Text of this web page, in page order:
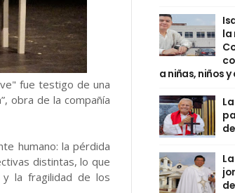
fue testigo de una
obra de la compañía
humano: la pérdida
distintas, lo que
la fragilidad de los
la
a niñas, niños